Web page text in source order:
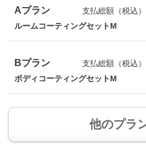
Aプラン 支払総額（税込）
ルームコーティングセットM
Bプラン 支払総額（税込）
ボディコーティングセットM
他のプラ
入力途中
※次回問い合わ
※保存され